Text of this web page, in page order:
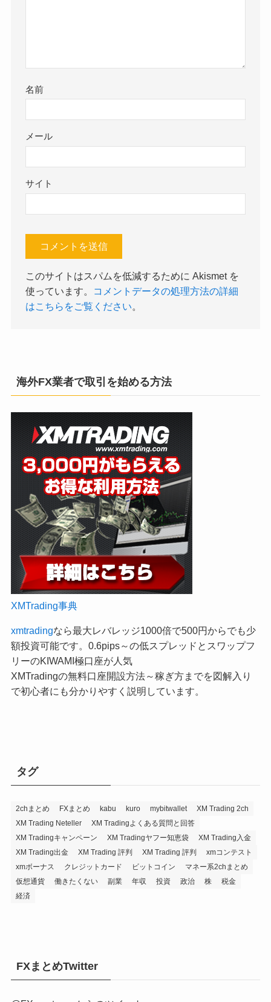
名前
メール
サイト
このサイトはスパムを低減するために Akismet を
使っています。
コメントデータの処理方法の詳細
はこちらをご覧ください。
海外FX業者で取引を始める方法
XMTrading事典
xmtradingなら最大レバレッジ1000倍で500円からでも少
額投資可能です。0.6pips～の低スプレッドとスワップフ
リーのKIWAMI極口座が人気
XMTradingの無料口座開設方法～稼ぎ方までを図解入り
で初心者にも分かりやすく説明しています。
タグ
2chまとめ FXまとめ kabu kuro mybitwallet
XM Trading 2ch
XM Trading Neteller
XM Tradingよくある質問と回答
XM Tradingキャンペーン
XM Tradingヤフー知恵袋
XM Trading入金
XM Trading出金
XM Trading 評判 XM Trading 評判
xmコンテスト
xmボーナス
クレジットカード ビットコイン
マネー系2chまとめ
仮想通貨
働きたくない 副業 年収 投資 政治 株
税金
経済
FXまとめTwitter